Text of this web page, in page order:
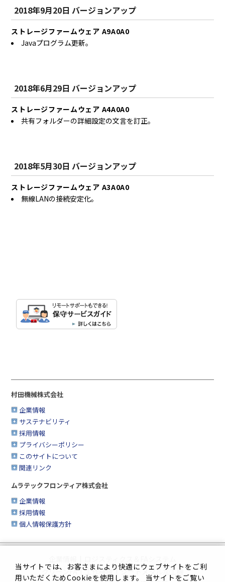
2018年9月20日 バージョンアップ
ストレージファームウェア A9A0A0
Javaプログラム更新。
2018年6月29日 バージョンアップ
ストレージファームウェア A4A0A0
共有フォルダーの詳細設定の文言を訂正。
2018年5月30日 バージョンアップ
ストレージファームウェア A3A0A0
無線LANの接続安定化。
村田機械株式会社
企業情報
サステナビリティ
採用情報
プライバシーポリシー
このサイトについて
関連リンク
ムラテックフロンティア株式会社
企業情報
採用情報
個人情報保護方針
クリーンFA | 工作機械 | シートメタル加工機
当サイトでは、お客さまにより快適にウェブサイトをご利
用いただくためCookieを使用します。 当サイトをご覧い